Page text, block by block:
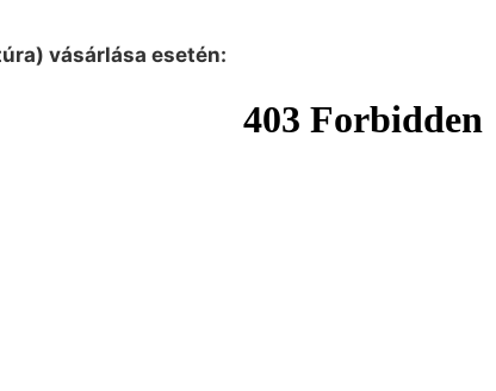
vásárlása esetén: